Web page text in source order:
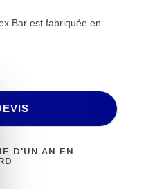
Bar est fabriquée en
D'UN AN EN